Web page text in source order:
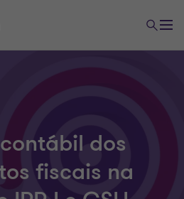
dos
fiscais na